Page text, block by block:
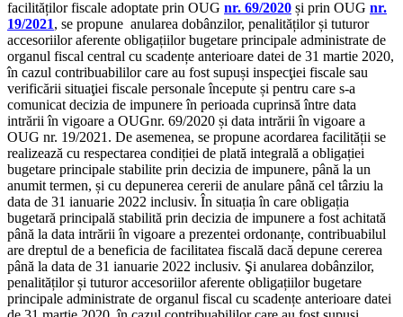
facilităților fiscale adoptate prin OUG nr. 69/2020 și prin OUG nr.
19/2021, se propune anularea dobânzilor, penalităților și tuturor
accesoriilor aferente obligațiilor bugetare principale administrate de
organul fiscal central cu scadențe anterioare datei de 31 martie 2020,
în cazul contribuabililor care au fost supuși inspecţiei fiscale sau
verificării situaţiei fiscale personale începute și pentru care s-a
comunicat decizia de impunere în perioada cuprinsă între data
intrării în vigoare a OUGnr. 69/2020 și data intrării în vigoare a
OUG nr. 19/2021. De asemenea, se propune acordarea facilității se
realizează cu respectarea condiției de plată integrală a obligației
bugetare principale stabilite prin decizia de impunere, până la un
anumit termen, și cu depunerea cererii de anulare până cel târziu la
data de 31 ianuarie 2022 inclusiv. În situația în care obligația
bugetară principală stabilită prin decizia de impunere a fost achitată
până la data intrării în vigoare a prezentei ordonanțe, contribuabilul
are dreptul de a beneficia de facilitatea fiscală dacă depune cererea
până la data de 31 ianuarie 2022 inclusiv. Şi anularea dobânzilor,
penalităților și tuturor accesoriilor aferente obligațiilor bugetare
principale administrate de organul fiscal cu scadențe anterioare datei